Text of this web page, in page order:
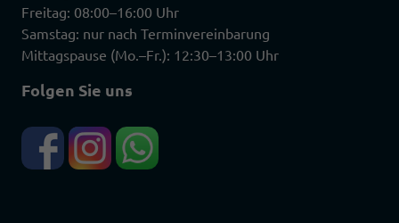
Freitag: 08:00–16:00 Uhr
Samstag: nur nach Terminvereinbarung
Mittagspause (Mo.–Fr.): 12:30–13:00 Uhr
Folgen Sie uns